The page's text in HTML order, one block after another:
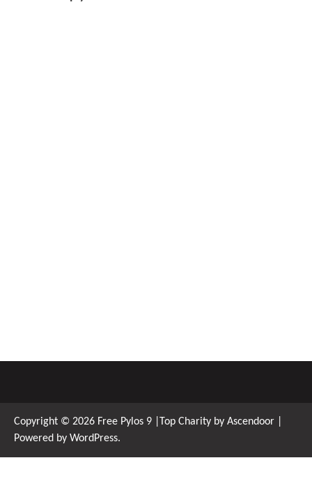
Copyright © 2026 Free Pylos 9 |Top Charity by Ascendoor
Powered by WordPress.